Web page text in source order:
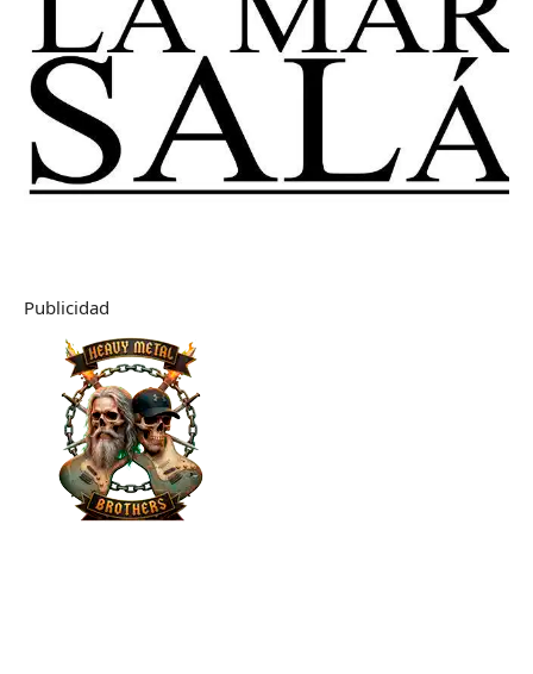
Publicidad